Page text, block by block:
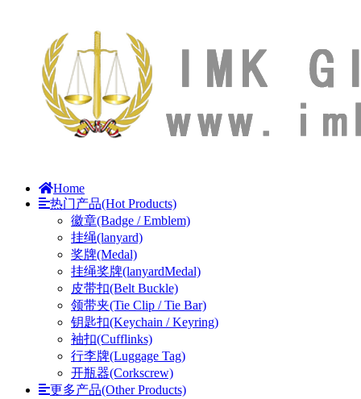
Home
热门产品(Hot Products)
徽章(Badge / Emblem)
挂绳(lanyard)
奖牌(Medal)
挂绳奖牌(lanyardMedal)
皮带扣(Belt Buckle)
领带夹(Tie Clip / Tie Bar)
钥匙扣(Keychain / Keyring)
袖扣(Cufflinks)
行李牌(Luggage Tag)
开瓶器(Corkscrew)
更多产品(Other Products)